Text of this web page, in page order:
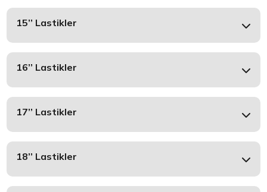
15’’ Lastikler
16’’ Lastikler
17’’ Lastikler
18’’ Lastikler